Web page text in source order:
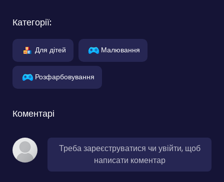
Категорії:
Для дітей Малювання
Розфарбовування
Коментарі
Треба зареєструватися чи увійти, щоб
написати коментар